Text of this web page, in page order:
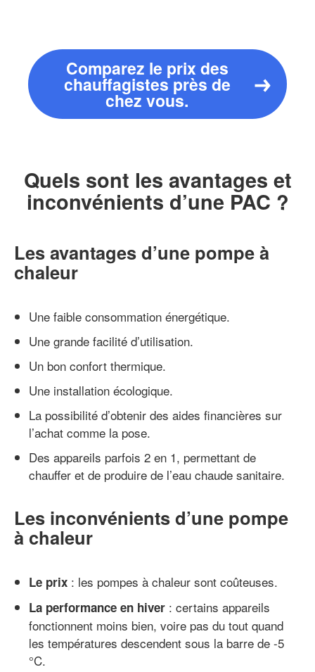
Comparez le prix des
chauffagistes près de
chez vous.
Quels sont les avantages et
inconvénients d’une PAC ?
Les avantages d’une pompe à
chaleur
Une faible consommation énergétique.
Une grande facilité d’utilisation.
Un bon confort thermique.
Une installation écologique.
La possibilité d’obtenir des aides financières sur
l’achat comme la pose.
Des appareils parfois 2 en 1, permettant de
chauffer et de produire de l’eau chaude sanitaire.
Les inconvénients d’une pompe
à chaleur
Le prix : les pompes à chaleur sont coûteuses.
La performance en hiver : certains appareils
fonctionnent moins bien, voire pas du tout quand
les températures descendent sous la barre de -5
°C.